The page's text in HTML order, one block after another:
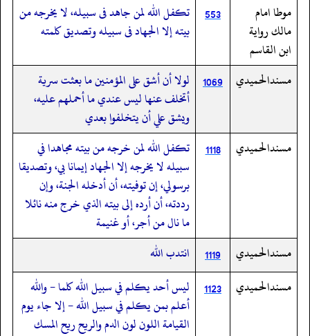
موطا امام
مالك رواية
ابن القاسم
553
تكفل الله لمن جاهد فى سبيله، لا يخرجه من
بيته إلا الجهاد فى سبيله وتصديق كلمته
مسندالحميدي 1069
لولا أن أشق على المؤمنين ما بعثت سرية
أتخلف عنها ليس عندي ما أحملهم عليه،
ويشق علي أن يتخلفوا بعدي
مسندالحميدي
1118
تكفل الله لمن خرجه من بيته مجاهدا في
سبيله لا يخرجه إلا الجهاد إيمانا بي، وتصديقا
برسولي، إن توفيته، أن أدخله الجنة، وإن
رددته، أن أرده إلى بيته الذي خرج منه نائلا
ما نال من أجر، أو غنيمة
مسندالحميدي
1119
انتدب الله
مسندالحميدي
1123
ليس أحد يكلم في سبيل الله كلما - والله
أعلم بمن يكلم في سبيل الله - إلا جاء يوم
القيامة اللون لون الدم والريح ريح المسك